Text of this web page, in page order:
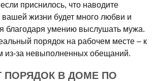
приснилось, что наводите
жизни будет много любви и
благодаря умению выслушать мужа.
порядок на рабочем месте – к
из-за невыполненных обещаний.
ПОРЯДОК В ДОМЕ ПО